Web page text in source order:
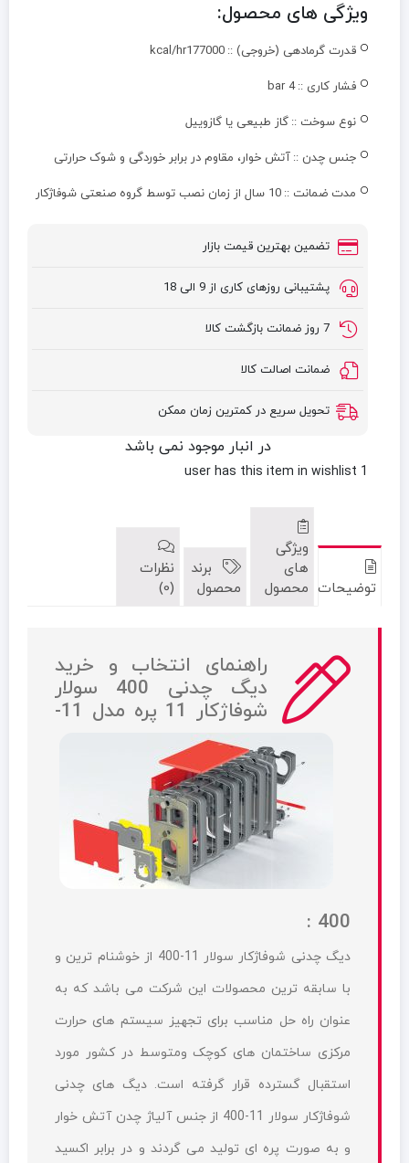
ویژگی های محصول:
قدرت گرمادهی (خروجی) :: kcal/hr177000
فشار کاری :: 4 bar
نوع سوخت :: گاز طبیعی یا گازوییل
جنس چدن :: آتش خوار، مقاوم در برابر خوردگی و شوک حرارتی
مدت ضمانت :: 10 سال از زمان نصب توسط گروه صنعتی شوفاژکار
تضمین بهترین قیمت بازار
پشتیبانی روزهای کاری از 9 الی 18
7 روز ضمانت بازگشت کالا
ضمانت اصالت کالا
تحویل سریع در کمترین زمان ممکن
در انبار موجود نمی باشد
1 user
has this item in wishlist
توضیحات
ویژگی
های
محصول
برند
محصول
نظرات
(0)
راهنمای انتخاب و خرید
دیگ چدنی 400 سولار
شوفاژکار 11 پره مدل 11-
400 :
دیگ چدنی شوفاژکار سولار 11-400 از خوشنام ترین و
با سابقه ترین محصولات این شرکت می باشد که به
عنوان راه حل مناسب برای تجهیز سیستم های حرارت
مرکزی ساختمان های کوچک ومتوسط در کشور مورد
استقبال گسترده قرار گرفته است. دیگ های چدنی
شوفاژکار سولار 11-400 از جنس آلیاژ چدن آتش خوار
و به صورت پره ای تولید می گردند و در برابر اکسید